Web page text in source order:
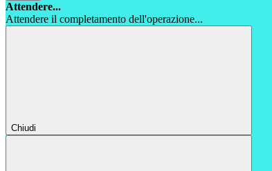
Attendere...
Attendere il completamento dell'operazione...
Chiudi